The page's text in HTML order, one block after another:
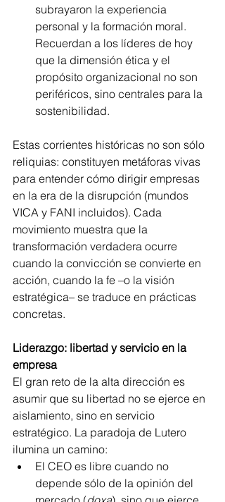
subrayaron la experiencia
personal y la formación moral.
Recuerdan a los líderes de hoy
que la dimensión ética y el
propósito organizacional no son
periféricos, sino centrales para la
sostenibilidad.
Estas corrientes históricas no son sólo
reliquias: constituyen metáforas vivas
para entender cómo dirigir empresas
en la era de la disrupción (mundos
VICA y FANI incluidos). Cada
movimiento muestra que la
transformación verdadera ocurre
cuando la convicción se convierte en
acción, cuando la fe –o la visión
estratégica– se traduce en prácticas
concretas.
Liderazgo: libertad y servicio en la
empresa
El gran reto de la alta dirección es
asumir que su libertad no se ejerce en
aislamiento, sino en servicio
estratégico. La paradoja de Lutero
ilumina un camino:
El CEO es libre cuando no
depende sólo de la opinión del